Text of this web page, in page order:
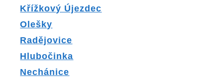
Křížkový Újezdec
Olešky
Radějovice
Hlubočinka
Nechánice